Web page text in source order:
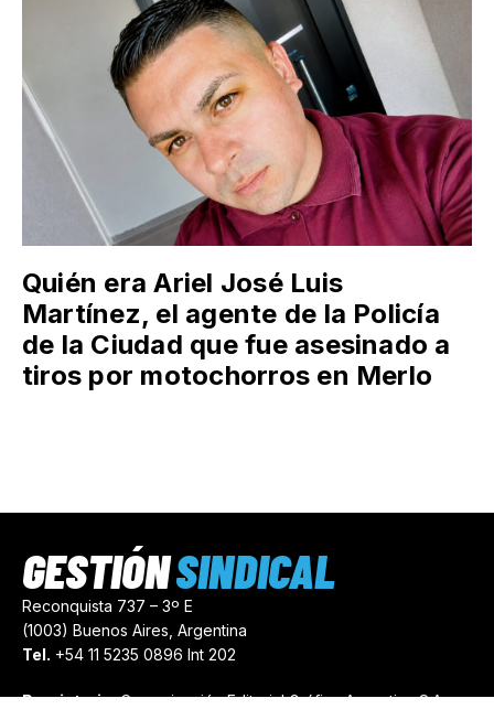
Quién era Ariel José Luis
Martínez, el agente de la Policía
de la Ciudad que fue asesinado a
tiros por motochorros en Merlo
Reconquista 737 – 3º E
(1003) Buenos Aires, Argentina
Tel. +54 11 5235 0896 Int 202
Propietario:Comunicación Editorial Gráfica Argentina S.A.
GESTIÓNSINDICAL